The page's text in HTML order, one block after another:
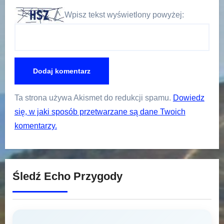
Wpisz tekst wyświetlony powyżej:
Ta strona używa Akismet do redukcji spamu. Dowiedz
się, w jaki sposób przetwarzane są dane Twoich
komentarzy.
Śledź Echo Przygody